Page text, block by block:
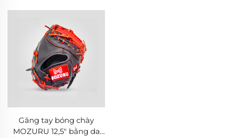
Găng tay bóng chày
MOZURU 12,5" bằng da